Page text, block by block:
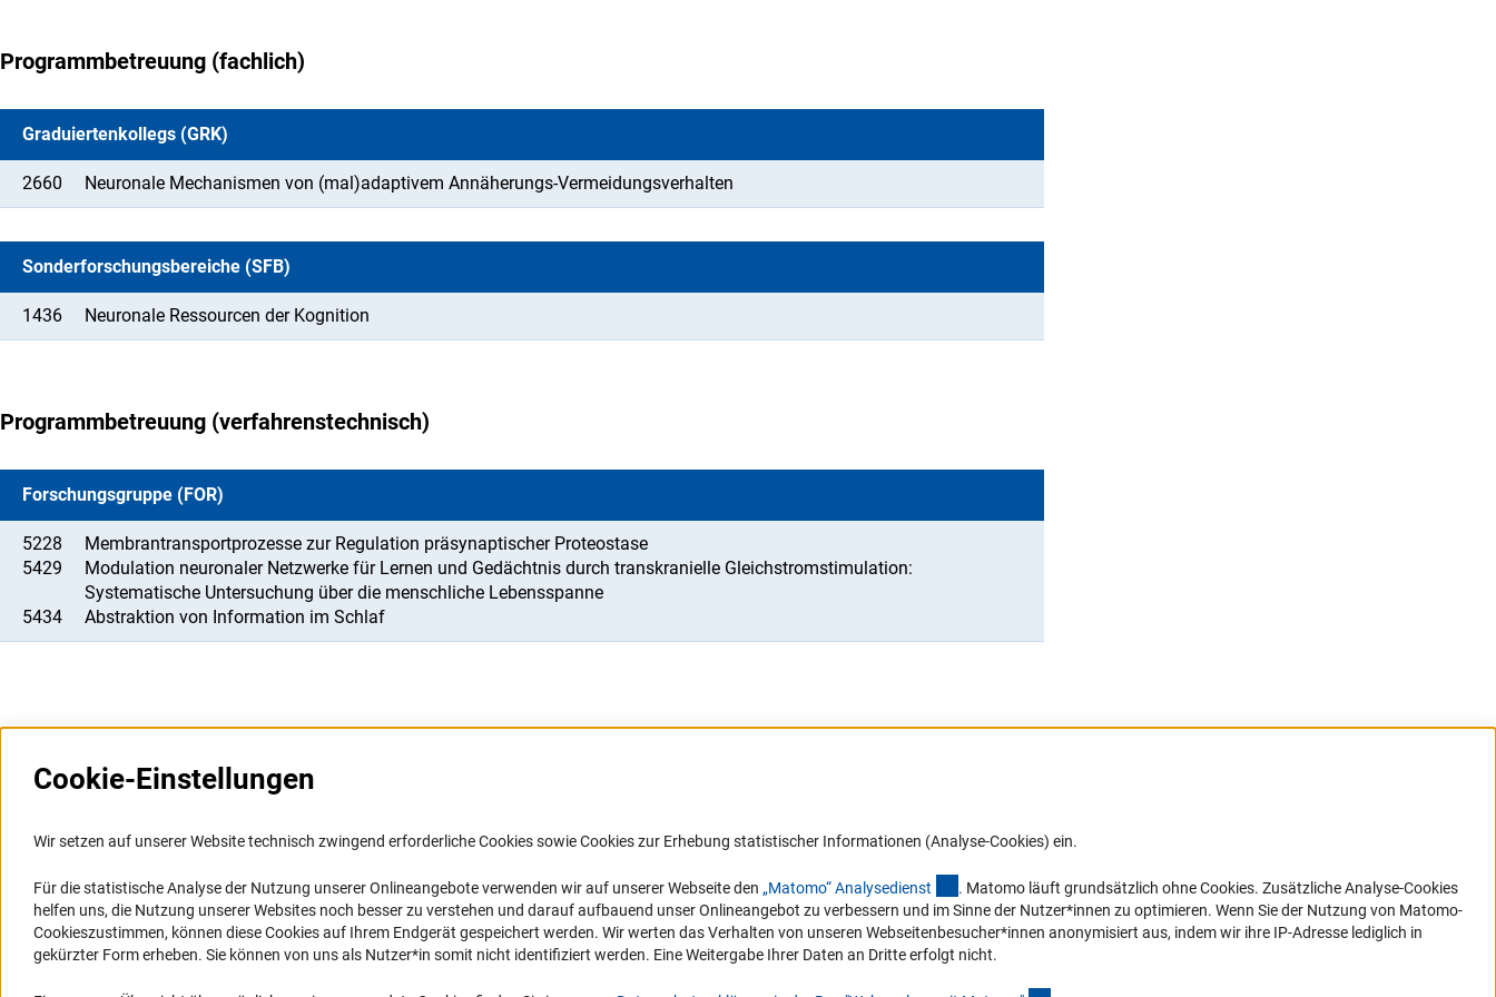
Programmbetreuung (fachlich)
Graduiertenkollegs (GRK)
2660 Neuronale Mechanismen von (mal)adaptivem Annäherungs-Vermeidungsverhalten
Sonderforschungsbereiche (SFB)
1436 Neuronale Ressourcen der Kognition
Programmbetreuung (verfahrenstechnisch)
Forschungsgruppe (FOR)
5228
Membrantransportprozesse zur Regulation präsynaptischer Proteostase
5429
Modulation neuronaler Netzwerke für Lernen und Gedächtnis durch transkranielle Gleichstromstimulation:
Systematische Untersuchung über die menschliche Lebensspanne
5434
Abstraktion von Information im Schlaf
Informationssysteme
Portal Wissenschaftliche Integrität
GEPRIS
GEPRIS historisch
FAQ
Karriere
Logo und Corporate Design
mit Behinderungen
Erklärung zur Barrierefreiheit
Barriere melden
in Ihr Mailpostfach oder schauen Sie sich
die Ausgaben online an.
Zum Newsletter
Cookie-Einstellungen
Wir setzen auf unserer Website technisch zwingend erforderliche Cookies sowie Cookies zur Erhebung statistischer Informationen (Analyse-Cookies) ein.
Für die statistische Analyse der Nutzung unserer Onlineangebote verwenden wir auf unserer Webseite den „Matomo“ Analysedienst (externer Link)
. Matomo läuft grundsätzlich ohne Cookies. Zusätzliche Analyse-Cookies
helfen uns, die Nutzung unserer Websites noch besser zu verstehen und darauf aufbauend unser Onlineangebot zu verbessern und im Sinne der Nutzer*innen zu optimieren. Wenn Sie der Nutzung von Matomo-
Cookieszustimmen, können diese Cookies auf Ihrem Endgerät gespeichert werden. Wir werten das Verhalten von unseren Webseitenbesucher*innen anonymisiert aus, indem wir ihre IP-Adresse lediglich in
gekürzter Form erheben. Sie können von uns als Nutzer*in somit nicht identifiziert werden. Eine Weitergabe Ihrer Daten an Dritte erfolgt nicht.